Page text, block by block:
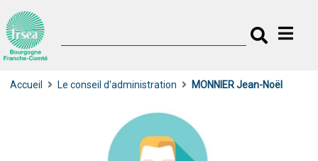
Accueil Le conseil d'administration MONNIER Jean-Noël